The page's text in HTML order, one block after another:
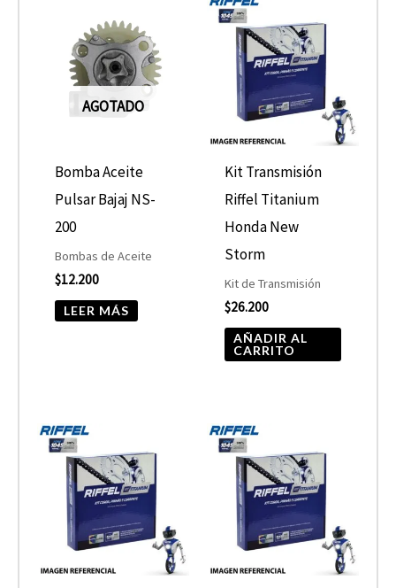
AGOTADO
Bomba Aceite
Pulsar Bajaj NS-
200
Bombas de Aceite
$12.200
LEER MÁS
Kit Transmisión
Riffel Titanium
Honda New
Storm
Kit de Transmisión
$26.200
AÑADIR AL
CARRITO